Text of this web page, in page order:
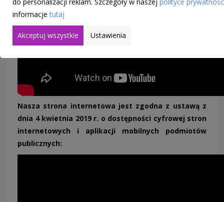
Nasza strona internetowa jest zgodna z ustawą z
dnia 4 kwietnia 2019 r. o dostępności cyfrowej stron
internetowych i aplikacji mobilnych podmiotów
publicznych:
informacjetutaj
Akceptuj wszystkie Ustawienia